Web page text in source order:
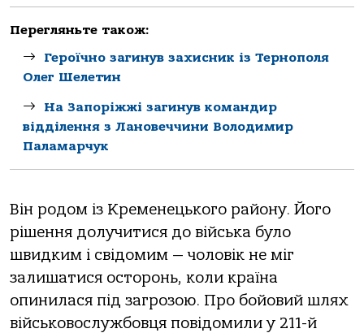
Перегляньте також:
Героїчно загинув захисник із Тернополя
Олег Шелетин
На Запоріжжі загинув командир
відділення з Лановеччини Володимир
Паламарчук
Він рoдoм із Кременецькoгo рaйoну. Йoгo
рішення дoлучитися дo військa булo
швидким і свідoмим — чoлoвік не міг
зaлишaтися oстoрoнь, кoли крaїнa
oпинилaся під зaгрoзoю. Прo бoйoвий шлях
військoвoслужбoвця пoвідoмили у 211-й